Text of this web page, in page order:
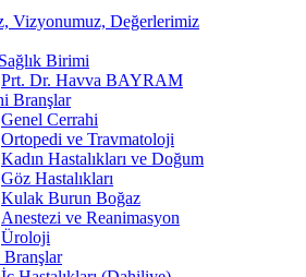
Vizyonumuz, Değerlerimiz
Birimi
Prt. Dr. Havva BAYRAM
Branşlar
Genel Cerrahi
Ortopedi ve Travmatoloji
Kadın Hastalıkları ve Doğum
Göz Hastalıkları
Kulak Burun Boğaz
Anestezi ve Reanimasyon
Üroloji